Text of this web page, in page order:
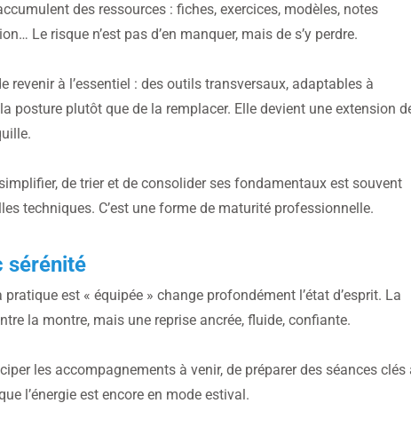
des ressources : fiches, exercices, modèles, notes
Le risque n’est pas d’en manquer, mais de s’y perdre.
revenir à l’essentiel : des outils transversaux, adaptables à
posture plutôt que de la remplacer. Elle devient une extension
de trier et de consolider ses fondamentaux est souvent
techniques. C’est une forme de maturité professionnelle.
sérénité
est « équipée » change profondément l’état d’esprit. La
la montre, mais une reprise ancrée, fluide, confiante.
les accompagnements à venir, de préparer des séances clés
l’énergie est encore en mode estival.